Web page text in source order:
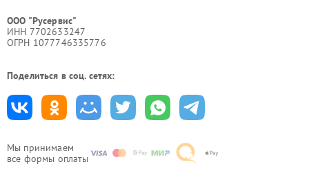
Мы принимаем
все формы оплаты
ООО "Русервис"
ИНН 7702633247
ОГРН 1077746335776
Поделиться в соц. сетях: